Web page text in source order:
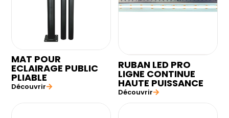
MAT POUR
ECLAIRAGE PUBLIC
PLIABLE
Découvrir
RUBAN LED PRO
LIGNE CONTINUE
HAUTE PUISSANCE
Découvrir